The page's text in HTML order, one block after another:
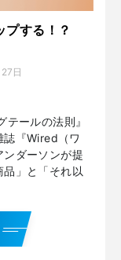
プする！？
日
テールの法則』
誌『Wired（ワ
ダーソンが提
」と「それ以